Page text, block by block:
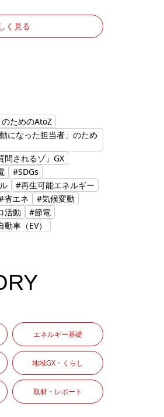
く見る
ためのAtoZ
になった担当者」のため
問されるゾ」GX
#SDGs
#再生可能エネルギー
省エネ
#気候変動
活動
#節電
車（EV）
エネルギー基礎
地域GX・くらし
取材・レポート